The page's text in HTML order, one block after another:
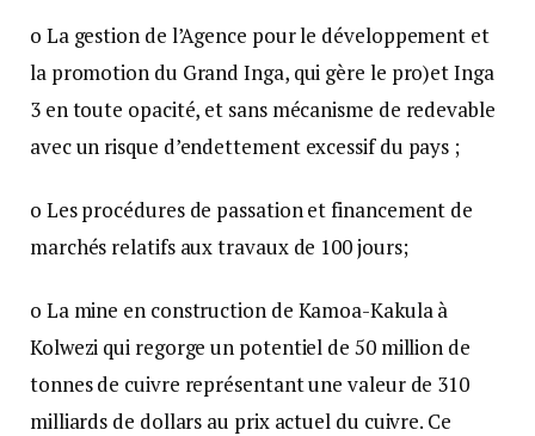
o La gestion de l’Agence pour le développement et
la promotion du Grand Inga, qui gère le pro)et Inga
3 en toute opacité, et sans mécanisme de redevable
avec un risque d’endettement excessif du pays ;
o Les procédures de passation et financement de
marchés relatifs aux travaux de 100 jours;
o La mine en construction de Kamoa-Kakula à
Kolwezi qui regorge un potentiel de 50 million de
tonnes de cuivre représentant une valeur de 310
milliards de dollars au prix actuel du cuivre. Ce